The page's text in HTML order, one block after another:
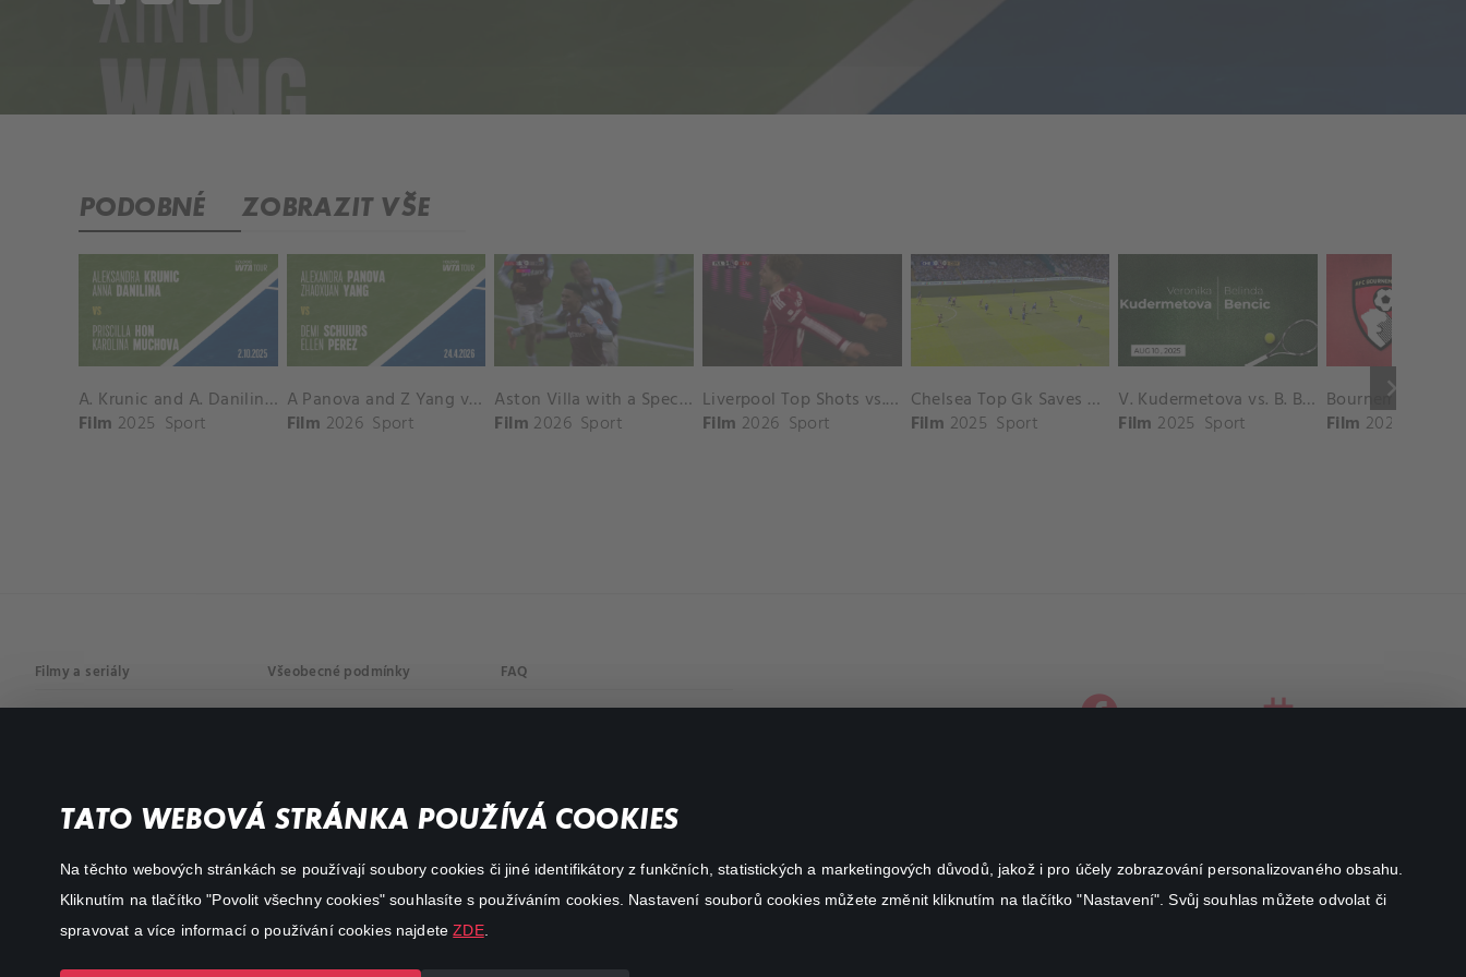
TATO WEBOVÁ STRÁNKA POUŽÍVÁ COOKIES
Na těchto webových stránkách se používají soubory cookies či jiné identifikátory z funkčních, statistických a marketingových důvodů, jakož i pro účely zobrazování personalizovaného obsahu.
Kliknutím na tlačítko "Povolit všechny cookies" souhlasíte s používáním cookies. Nastavení souborů cookies můžete změnit kliknutím na tlačítko "Nastavení". Svůj souhlas můžete odvolat či
spravovat a více informací o používání cookies najdeteZDE.
PODOBNÉ ZOBRAZIT VŠE
keyboard_arrow_right
A. Krunic and A. Danilina vs. P. Hon and K. Muchova Match Highlights - BEIJING_Capital Group Diamond ( October 02, 2025)
Film 2025 Sport
A Panova and Z Yang vs D Schuurs and E Perez Match Highlights - MADRID_Court 8 ( April 24, 2026)
Film 2026 Sport
Aston Villa with a Spectacular Goal vs. Nottingham Forest
Film 2026 Sport
Liverpool Top Shots vs. Fulham
Film 2026 Sport
Chelsea Top Gk Saves vs. Crystal Palace
Film 2025 Sport
V. Kudermetova vs. B. Bencic Match Highlights - CINCINNATI_Champions Court ( August 10, 2025)
Film 2025 Sport Film 2025
Filmy a seriály
Akční
Všeobecné podmínky FAQ
facebookinstagram
Canal+ Luxembourg S. à r.l. se sídlem Rue Albert Borschette 4,